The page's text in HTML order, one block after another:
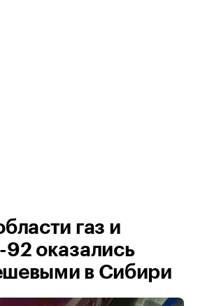
газ и
оказались
в Сибири